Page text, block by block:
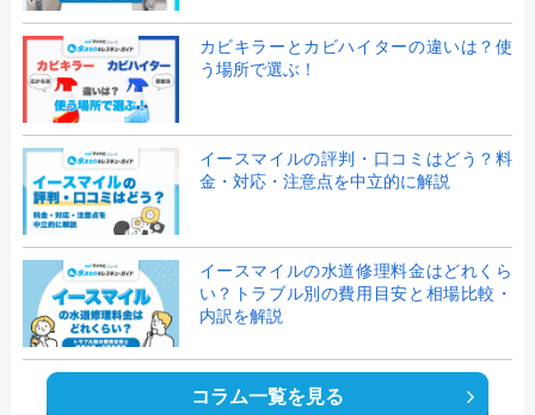
カビキラーとカビハイターの違いは？使
う場所で選ぶ！
イースマイルの評判・口コミはどう？料
金・対応・注意点を中立的に解説
イースマイルの水道修理料金はどれくら
い？トラブル別の費用目安と相場比較・
内訳を解説
コラム一覧を見る